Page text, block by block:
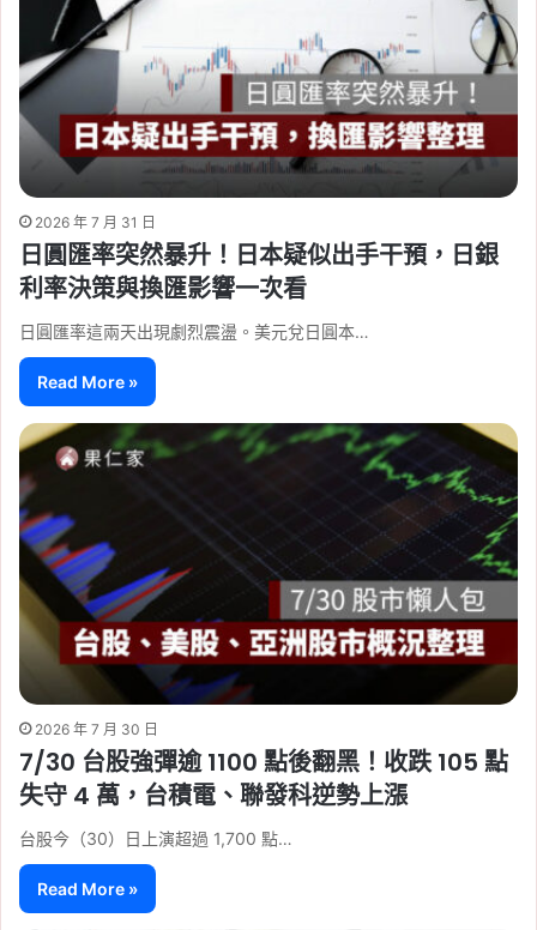
2026 年 7 月 31 日
日圓匯率突然暴升！日本疑似出手干預，日銀
利率決策與換匯影響一次看
日圓匯率這兩天出現劇烈震盪。美元兌日圓本…
Read More »
2026 年 7 月 30 日
7/30 台股強彈逾 1100 點後翻黑！收跌 105 點
失守 4 萬，台積電、聯發科逆勢上漲
台股今（30）日上演超過 1,700 點…
Read More »